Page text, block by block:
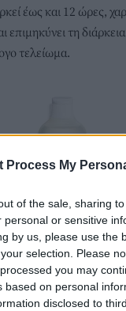
Process My
of the sale, sharing
personal or sensitive
by us, please use the
selection. Please
you may
based on personal
disclosed to
έως και 12 ώρες,
τη
τελείωμα.
Makeup
με σόγια είναι ένα
και των ματιών με
και το μακιγιάζ